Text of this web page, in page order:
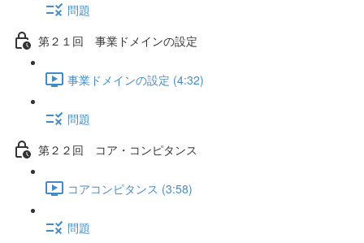
問題
第２１回 事業ドメインの設定
事業ドメインの設定 (4:32)
問題
第２２回 コア・コンピタンス
コアコンピタンス (3:58)
問題